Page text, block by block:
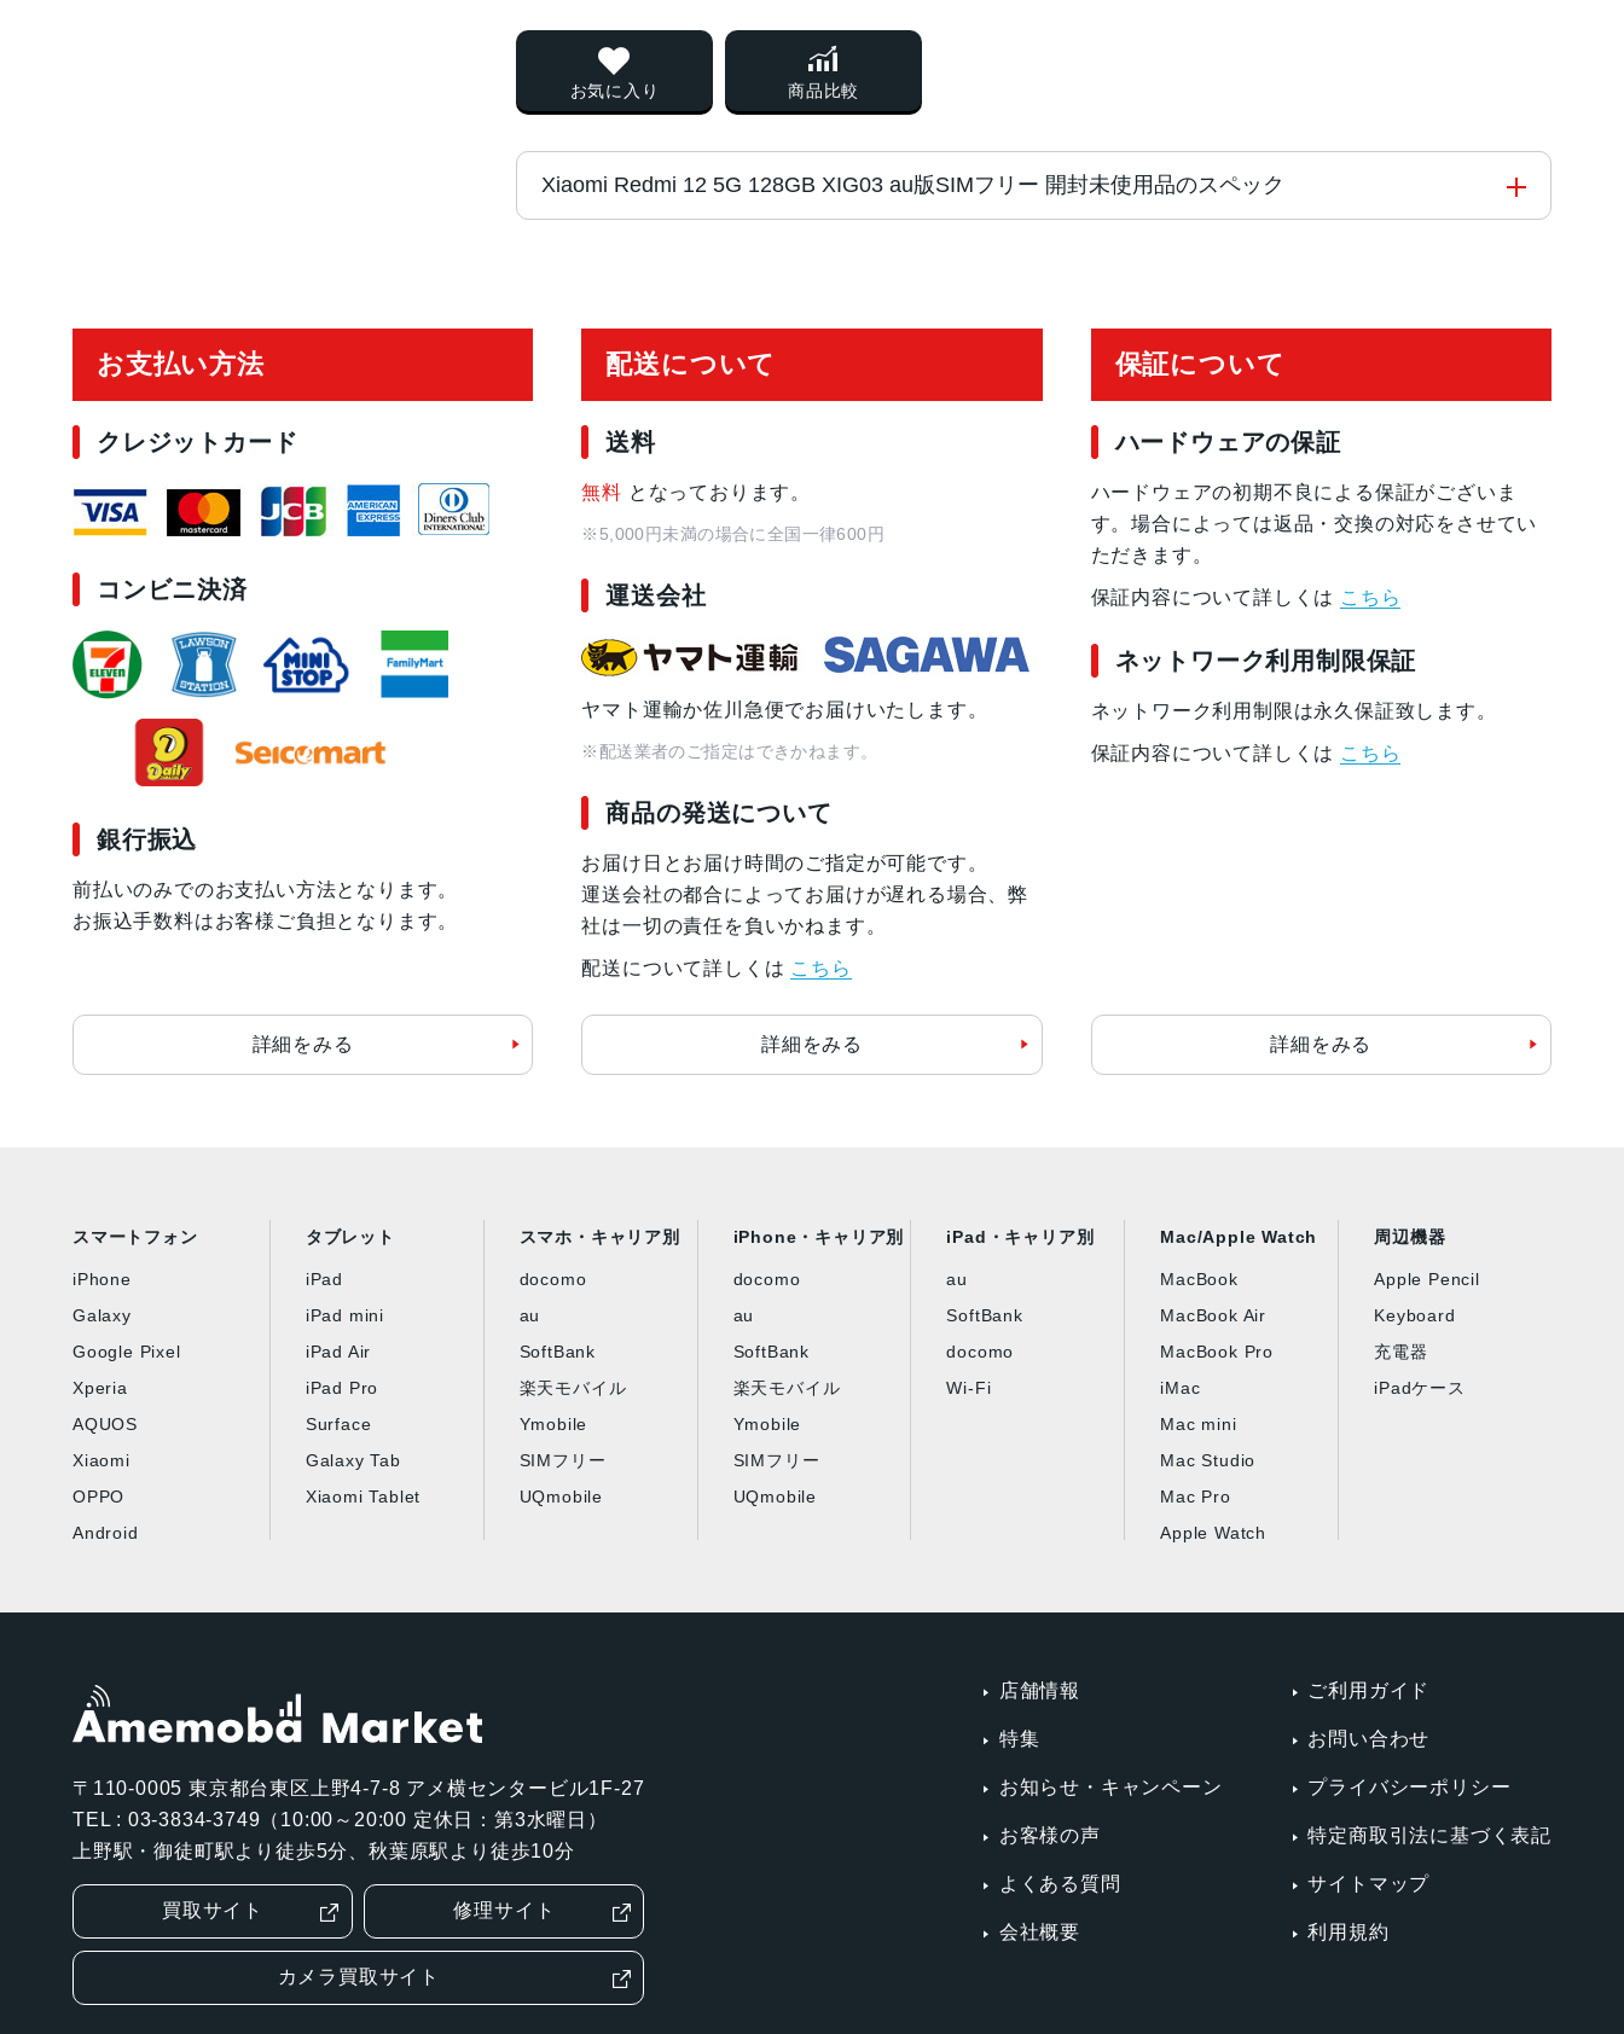
お気に入り 商品比較
Xiaomi Redmi 12 5G 128GB XIG03 au版SIMフリー 開封未使用品のスペック
ミッドナイトブラック
サイズ・重さ
76 x 169 x 8.2mm・200ｇ/
76 x 169 x 10.3mm・200ｇ
液晶
アウトカメラ
メインカメラ：約5000万画素
深度センサー：約200万画素
8GB/256GB
バッテリー容量 5000ｍAh
発売日 2023年10月6日
お支払い方法
クレジットカード
コンビニ決済
銀行振込
前払いのみでのお支払い方法となります。
お振込手数料はお客様ご負担となります。
詳細をみる
配送について
送料
無料 となっております。
※5,000円未満の場合に全国一律600円
運送会社
ヤマト運輸か佐川急便でお届けいたします。
※配送業者のご指定はできかねます。
商品の発送について
お届け日とお届け時間のご指定が可能です。
運送会社の都合によってお届けが遅れる場合、弊
社は一切の責任を負いかねます。
配送について詳しくは こちら
詳細をみる
保証について
ハードウェアの保証
ハードウェアの初期不良による保証がございま
す。場合によっては返品・交換の対応をさせてい
ただきます。
保証内容について詳しくは こちら
ネットワーク利用制限保証
ネットワーク利用制限は永久保証致します。
保証内容について詳しくは こちら
詳細をみる
スマートフォン
iPhone
Galaxy
Google Pixel
Xperia
AQUOS
Xiaomi
OPPO
Android
タブレット
iPad
iPad mini
iPad Air
iPad Pro
Surface
Galaxy Tab
Xiaomi Tablet
スマホ・キャリア別
docomo
au
SoftBank
楽天モバイル
Ymobile
SIMフリー
UQmobile
iPhone・キャリア別
docomo
au
SoftBank
楽天モバイル
Ymobile
SIMフリー
UQmobile
iPad・キャリア別
au
SoftBank
docomo
Wi-Fi
Mac/Apple Watch
MacBook
MacBook Air
MacBook Pro
iMac
Mac mini
Mac Studio
Mac Pro
Apple Watch
周辺機器
Apple Pencil
Keyboard
充電器
iPadケース
〒110-0005 東京都台東区上野4-7-8 アメ横センタービル1F-27
TEL : 03-3834-3749（10:00～20:00 定休日：第3水曜日）
上野駅・御徒町駅より徒歩5分、秋葉原駅より徒歩10分
買取サイト 修理サイト
カメラ買取サイト
店舗情報
特集
お知らせ・キャンペーン
お客様の声
よくある質問
会社概要
ご利用ガイド
お問い合わせ
プライバシーポリシー
特定商取引法に基づく表記
サイトマップ
利用規約